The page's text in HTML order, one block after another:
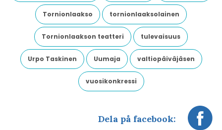
Tornionlaakso tornionlaaksolainen
Tornionlaakson teatteri tulevaisuus
Urpo Taskinen Uumaja valtiopäiväjäsen
vuosikonkressi
Dela på facebook: